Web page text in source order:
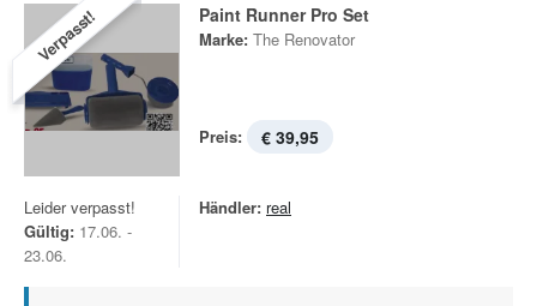
Verpasst! Paint Runner Pro Set
Marke: The Renovator
Preis: € 39,95
Leider verpasst!
Gültig: 17.06. -
23.06.
Händler: real